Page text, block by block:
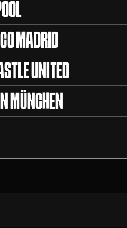
MADRID
UNITED
MÜNCHEN